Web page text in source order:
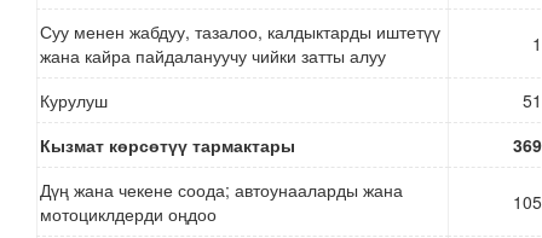
Суу менен жабдуу, тазалоо, калдыктарды иштетүү
жана кайра пайдалануучу чийки затты алуу
Курулуш
Кызмат көрсөтүү тармактары
Дүң жана чекене соода; автоунааларды жана
мотоциклдерди оңдоо